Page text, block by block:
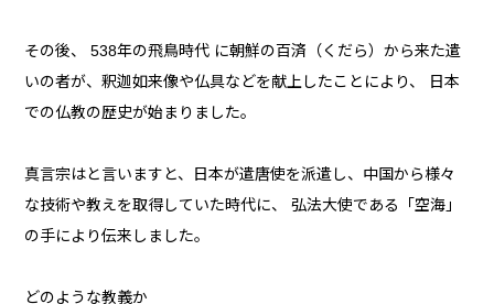
その後、 538年の飛鳥時代 に朝鮮の百済（くだら）から来た遣
いの者が、釈迦如来像や仏具などを献上したことにより、 日本
での仏教の歴史が始まりました。
真言宗はと言いますと、日本が遣唐使を派遣し、中国から様々
な技術や教えを取得していた時代に、 弘法大使である「空海」
の手により伝来しました。
どのような教義か